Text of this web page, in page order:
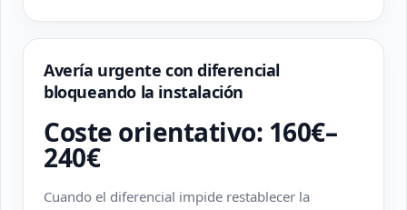
Avería urgente con diferencial
bloqueando la instalación
Coste orientativo: 160€–
240€
Cuando el diferencial impide restablecer la